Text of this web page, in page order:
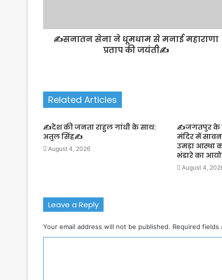
✍️सनातन सेना ने धूमधाम से मनाई महाराणा
प्रताप की जयंती✍️
Related Articles
✍️देश की जनता राहुल गांधी के साथ:
अतुल सिंह✍️
August 4, 2026
✍️जगतपुर के
मंदिर में
उमड़ा आस्था
भंडारे का
August 4,
Leave a Reply
Your email address will not be published. Required